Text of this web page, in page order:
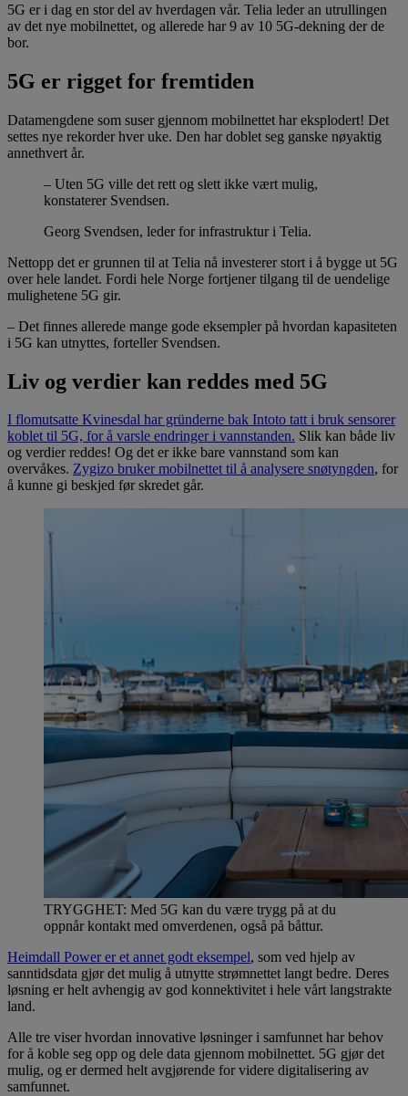
5G er i dag en stor del av hverdagen vår. Telia leder an utrullingen
av det nye mobilnettet, og allerede har 9 av 10 5G-dekning der de
bor.
5G er rigget for fremtiden
Datamengdene som suser gjennom mobilnettet har eksplodert! Det
settes nye rekorder hver uke. Den har doblet seg ganske nøyaktig
annethvert år.
– Uten 5G ville det rett og slett ikke vært mulig,
konstaterer Svendsen.
Georg Svendsen, leder for infrastruktur i Telia.
Nettopp det er grunnen til at Telia nå investerer stort i å bygge ut 5G
over hele landet. Fordi hele Norge fortjener tilgang til de uendelige
mulighetene 5G gir.
– Det finnes allerede mange gode eksempler på hvordan kapasiteten
i 5G kan utnyttes, forteller Svendsen.
Liv og verdier kan reddes med 5G
I flomutsatte Kvinesdal har gründerne bak Intoto tatt i bruk sensorer
koblet til 5G, for å varsle endringer i vannstanden. Slik kan både liv
og verdier reddes! Og det er ikke bare vannstand som kan
overvåkes. Zygizo bruker mobilnettet til å analysere snøtyngden, for
å kunne gi beskjed før skredet går.
TRYGGHET: Med 5G kan du være trygg på at du
oppnår kontakt med omverdenen, også på båttur.
Heimdall Power er et annet godt eksempel, som ved hjelp av
sanntidsdata gjør det mulig å utnytte strømnettet langt bedre. Deres
løsning er helt avhengig av god konnektivitet i hele vårt langstrakte
land.
Alle tre viser hvordan innovative løsninger i samfunnet har behov
for å koble seg opp og dele data gjennom mobilnettet. 5G gjør det
mulig, og er dermed helt avgjørende for videre digitalisering av
samfunnet.